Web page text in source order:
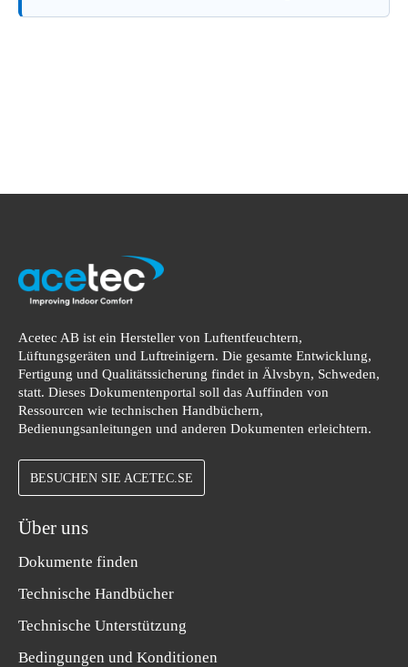
Acetec AB ist ein Hersteller von Luftentfeuchtern,
Lüftungsgeräten und Luftreinigern. Die gesamte Entwicklung,
Fertigung und Qualitätssicherung findet in Älvsbyn, Schweden,
statt. Dieses Dokumentenportal soll das Auffinden von
Ressourcen wie technischen Handbüchern,
Bedienungsanleitungen und anderen Dokumenten erleichtern.
BESUCHEN SIE ACETEC.SE
Über uns
Dokumente finden
Technische Handbücher
Technische Unterstützung
Bedingungen und Konditionen